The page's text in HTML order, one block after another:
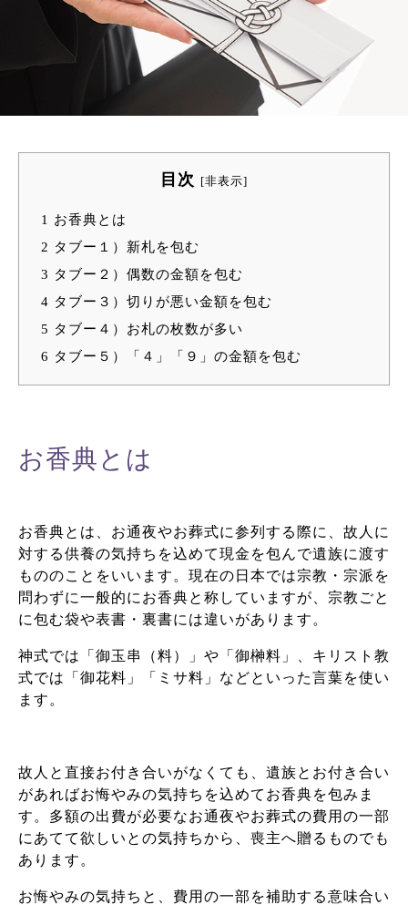
目次 [非表示]
1 お香典とは
2 タブー１）新札を包む
3 タブー２）偶数の金額を包む
4 タブー３）切りが悪い金額を包む
5 タブー４）お札の枚数が多い
6 タブー５）「４」「９」の金額を包む
お香典とは
お香典とは、お通夜やお葬式に参列する際に、故人に
対する供養の気持ちを込めて現金を包んで遺族に渡す
もののことをいいます。現在の日本では宗教・宗派を
問わずに一般的にお香典と称していますが、宗教ごと
に包む袋や表書・裏書には違いがあります。
神式では「御玉串（料）」や「御榊料」、キリスト教
式では「御花料」「ミサ料」などといった言葉を使い
ます。
故人と直接お付き合いがなくても、遺族とお付き合い
があればお悔やみの気持ちを込めてお香典を包みま
す。多額の出費が必要なお通夜やお葬式の費用の一部
にあてて欲しいとの気持ちから、喪主へ贈るものでも
あります。
お悔やみの気持ちと、費用の一部を補助する意味合い